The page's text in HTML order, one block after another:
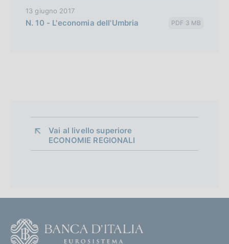
13 giugno 2017
N. 10 - L'economia dell'Umbria PDF 3 MB
Vai al livello superiore
ECONOMIE REGIONALI